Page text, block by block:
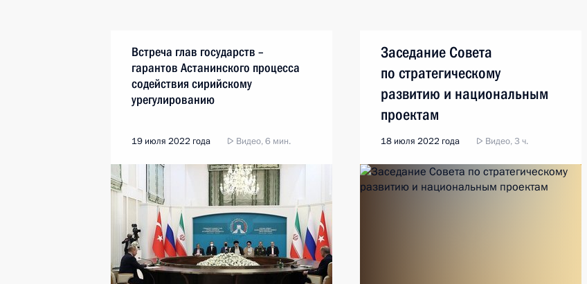
Встреча глав государств –
гарантов Астанинского процесса
содействия сирийскому
урегулированию
19 июля 2022 года Видео, 6 мин.
Заседание Совета
по стратегическому
развитию и национальным
проектам
18 июля 2022 года Видео, 3 ч.